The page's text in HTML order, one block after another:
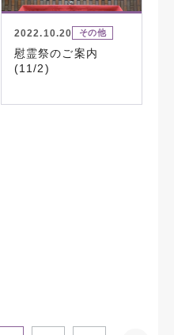
2022.10.20 その他
慰霊祭のご案内
(11/2)